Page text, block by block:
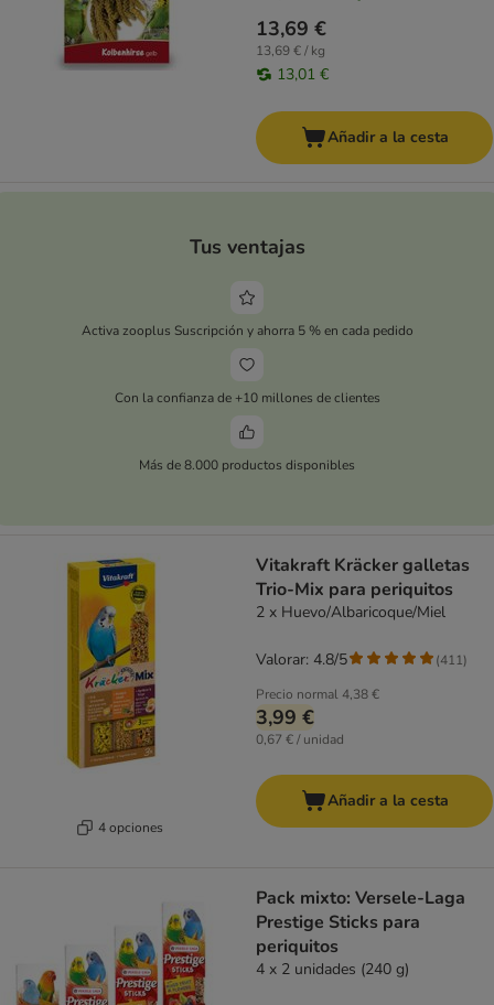
13,69 €
13,69 € / kg
13,01 €
Añadir a la cesta
Tus ventajas
Activa zooplus Suscripción y ahorra 5 % en cada pedido
Con la confianza de +10 millones de clientes
Más de 8.000 productos disponibles
4 opciones
Vitakraft Kräcker galletas
Trio-Mix para periquitos
2 x Huevo/Albaricoque/Miel
Precio normal4,38 €
3,99 €
0,67 € / unidad
Valorar: 4.8/5 (411)
Añadir a la cesta
Pack mixto: Versele-Laga
Prestige Sticks para
periquitos
4 x 2 unidades (240 g)